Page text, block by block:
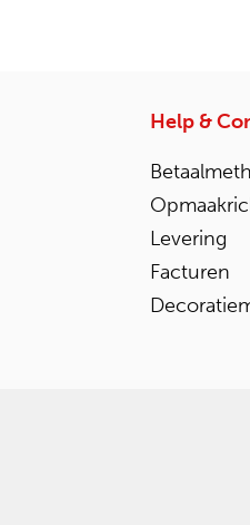
Help &
Levering
Facturen